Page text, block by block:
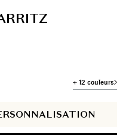
+ 12 couleurs